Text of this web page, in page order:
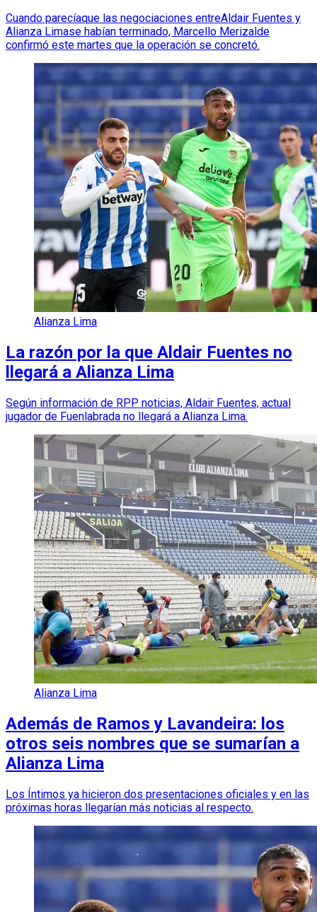
Cuando parecíaque las negociaciones entreAldair Fuentes y
Alianza Limase habían terminado, Marcello Merizalde
confirmó este martes que la operación se concretó.
Alianza Lima
La razón por la que Aldair Fuentes no
llegará a Alianza Lima
Según información de RPP noticias, Aldair Fuentes, actual
jugador de Fuenlabrada no llegará a Alianza Lima.
Alianza Lima
Además de Ramos y Lavandeira: los
otros seis nombres que se sumarían a
Alianza Lima
Los Íntimos ya hicieron dos presentaciones oficiales y en las
próximas horas llegarían más noticias al respecto.